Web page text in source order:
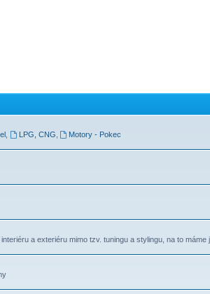
, LPG, CNG Motory - Pokec
a exteriéru mimo tzv. tuningu a stylingu, na to máme